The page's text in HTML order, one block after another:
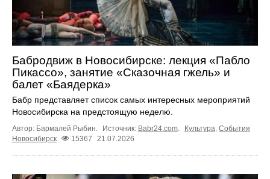
Бабродвиж в Новосибирске: лекция «Пабло
Пикассо», занятие «Сказочная гжель» и
балет «Баядерка»
Бабр представляет список самых интересных мероприятий
Новосибирска на предстоящую неделю.
Автор: Бармалей Рыбин. Источник: Babr24.com. Культура, События
Новосибирск
15367 21.07.2026